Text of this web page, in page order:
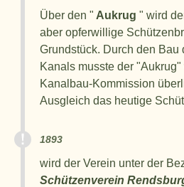
Über den " Aukrug " wird
aber opferwillige
Grundstück. Durch den Bau
Kanals musste der
Kanalbau-Kommission
Ausgleich das heutige
1893
wird der Verein unter der
Schützenverein